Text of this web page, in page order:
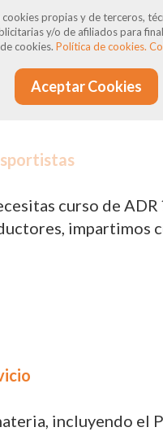
surgir
y
curso de
impartimos
incluyendo
cookies propias y de terceros,
y/o de afiliados para
cookies. Política de cookies.
Aceptar Cookies